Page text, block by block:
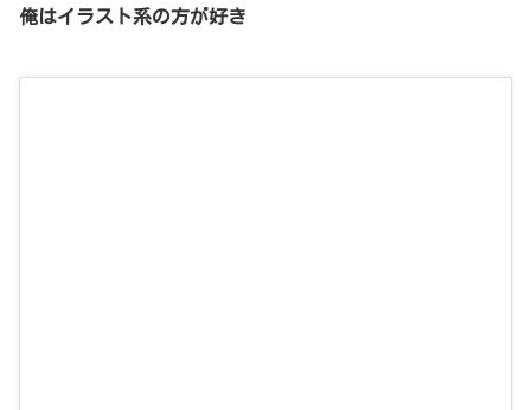
俺はイラスト系の方が好き